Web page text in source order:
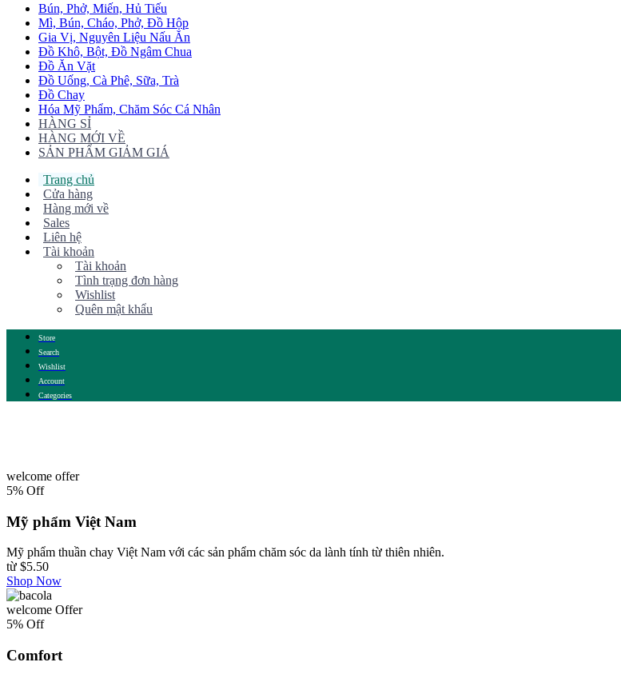
Bún, Phở, Miến, Hủ Tiếu
Mì, Bún, Cháo, Phở, Đồ Hộp
Gia Vị, Nguyên Liệu Nấu Ăn
Đồ Khô, Bột, Đồ Ngâm Chua
Đồ Ăn Vặt
Đồ Uống, Cà Phê, Sữa, Trà
Đồ Chay
Hóa Mỹ Phẩm, Chăm Sóc Cá Nhân
HÀNG SỈ
HÀNG MỚI VỀ
SẢN PHẨM GIẢM GIÁ
Trang chủ
Cửa hàng
Hàng mới về
Sales
Liên hệ
Tài khoản
Tài khoản
Tình trạng đơn hàng
Wishlist
Quên mật khẩu
Store
Search
Wishlist
Account
Categories
welcome offer
5% Off
Mỹ phẩm Việt Nam
Mỹ phẩm thuần chay Việt Nam với các sản phẩm chăm sóc da lành tính từ thiên nhiên.
từ $5.50
Shop Now
welcome Offer
5% Off
Comfort